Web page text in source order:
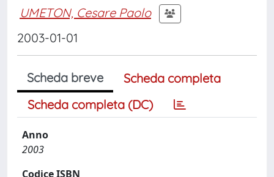
UMETON, Cesare Paolo
2003-01-01
Scheda breve
Scheda completa
Scheda completa (DC)
Anno
2003
Codice ISBN